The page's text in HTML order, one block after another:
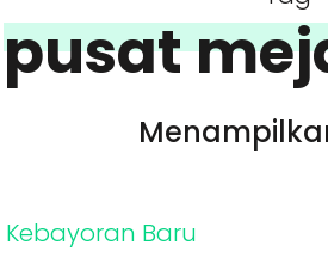
pusat